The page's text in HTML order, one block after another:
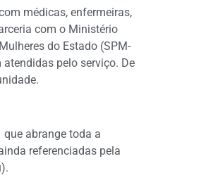
médicas, enfermeiras,
com o Ministério
do Estado (SPM-
pelo serviço. De
que abrange toda a
referenciadas pela